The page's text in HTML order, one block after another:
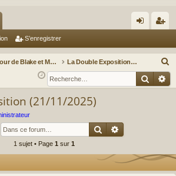
ne
xi
nr
eg
S’enregistrer
Autour de Blake et Mortimer : Le nouveau chapitre / Un autre regard sur Blake et Mortimer La Double Exposition (21/11/2025)
e
c
(21/11/2025)
Rechercher
1 sujet • Page 1 sur 1